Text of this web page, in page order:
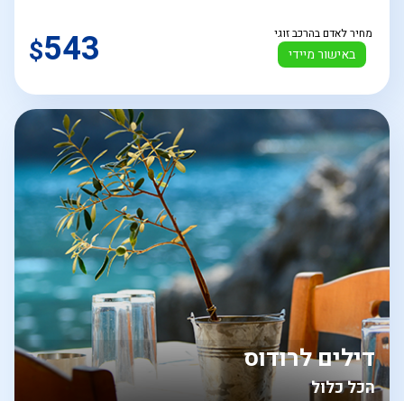
באישור מיידי
מחיר לאדם בהרכב זוגי $543
הכל כלול
דילים לרודוס